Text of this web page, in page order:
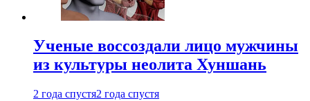
Ученые воссоздали лицо мужчины
из культуры неолита Хуншань
2 года спустя2 года спустя